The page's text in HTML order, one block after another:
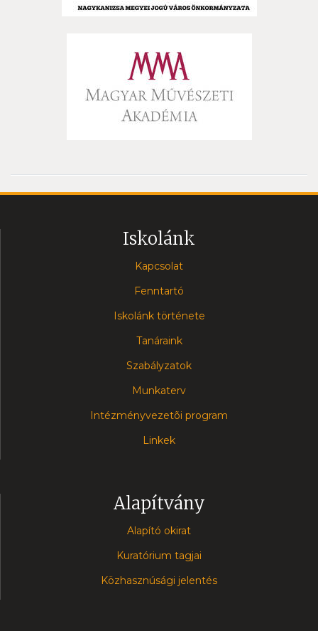
Iskolánk
Kapcsolat
Fenntartó
Iskolánk története
Tanáraink
Szabályzatok
Munkaterv
Intézményvezetõi program
Linkek
Alapítvány
Alapító okirat
Kuratórium tagjai
Közhasznúsági jelentés